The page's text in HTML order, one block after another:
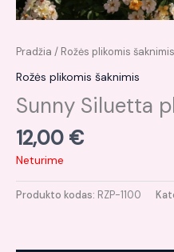
Pradžia / Rožės plikomis šaknimis
Rožės plikomis šaknimis
Sunny Siluetta
12,00 €
Neturime
Produkto kodas: RZP-1100